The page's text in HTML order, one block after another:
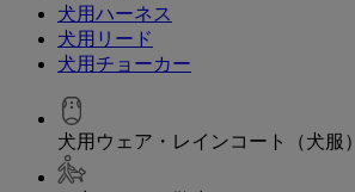
犬用ハーネス
犬用リード
犬用チョーカー
犬用ウェア・レインコート（犬服）